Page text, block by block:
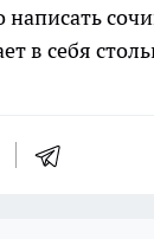
в себя